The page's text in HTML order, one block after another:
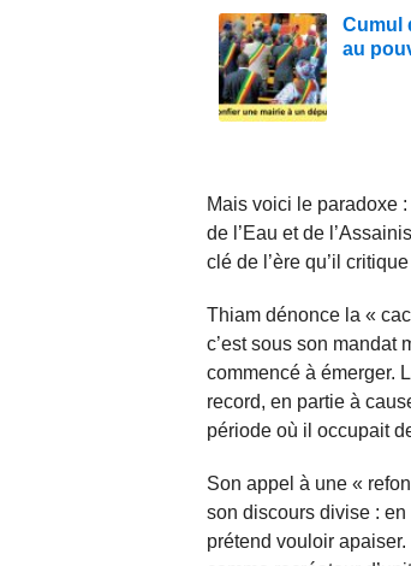
Cumul
au
Mais voici le paradoxe
de l’Eau et de
clé de l’ère qu’il
Thiam dénonce la «
c’est sous son mandat
commencé à émerger.
record, en partie à
période où il occupait
Son appel à une «
son discours divise :
prétend vouloir